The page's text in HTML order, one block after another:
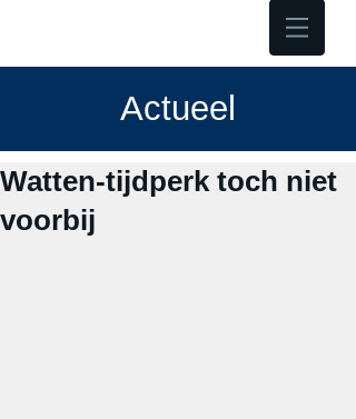
Actueel
Watten-tijdperk toch niet
voorbij